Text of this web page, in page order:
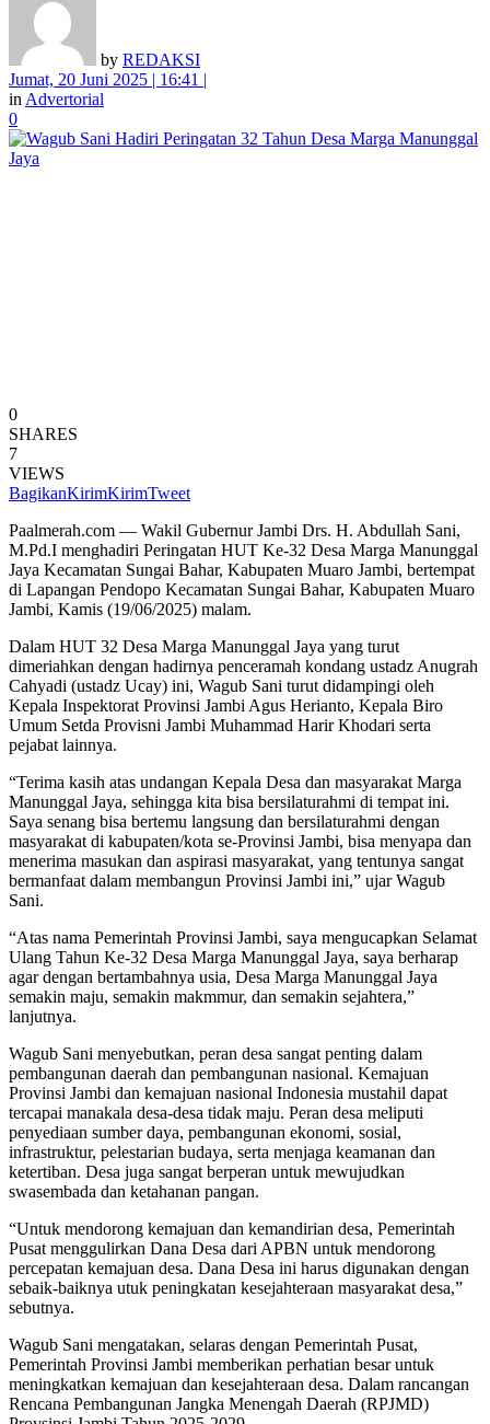
by REDAKSI
Jumat, 20 Juni 2025 | 16:41 |
in Advertorial
0
0
SHARES
7
VIEWS
BagikanKirimKirimTweet
Paalmerah.com — Wakil Gubernur Jambi Drs. H. Abdullah Sani,
M.Pd.I menghadiri Peringatan HUT Ke-32 Desa Marga Manunggal
Jaya Kecamatan Sungai Bahar, Kabupaten Muaro Jambi, bertempat
di Lapangan Pendopo Kecamatan Sungai Bahar, Kabupaten Muaro
Jambi, Kamis (19/06/2025) malam.
Dalam HUT 32 Desa Marga Manunggal Jaya yang turut
dimeriahkan dengan hadirnya penceramah kondang ustadz Anugrah
Cahyadi (ustadz Ucay) ini, Wagub Sani turut didampingi oleh
Kepala Inspektorat Provinsi Jambi Agus Herianto, Kepala Biro
Umum Setda Provisni Jambi Muhammad Harir Khodari serta
pejabat lainnya.
“Terima kasih atas undangan Kepala Desa dan masyarakat Marga
Manunggal Jaya, sehingga kita bisa bersilaturahmi di tempat ini.
Saya senang bisa bertemu langsung dan bersilaturahmi dengan
masyarakat di kabupaten/kota se-Provinsi Jambi, bisa menyapa dan
menerima masukan dan aspirasi masyarakat, yang tentunya sangat
bermanfaat dalam membangun Provinsi Jambi ini,” ujar Wagub
Sani.
“Atas nama Pemerintah Provinsi Jambi, saya mengucapkan Selamat
Ulang Tahun Ke-32 Desa Marga Manunggal Jaya, saya berharap
agar dengan bertambahnya usia, Desa Marga Manunggal Jaya
semakin maju, semakin makmmur, dan semakin sejahtera,”
lanjutnya.
Wagub Sani menyebutkan, peran desa sangat penting dalam
pembangunan daerah dan pembangunan nasional. Kemajuan
Provinsi Jambi dan kemajuan nasional Indonesia mustahil dapat
tercapai manakala desa-desa tidak maju. Peran desa meliputi
penyediaan sumber daya, pembangunan ekonomi, sosial,
infrastruktur, pelestarian budaya, serta menjaga keamanan dan
ketertiban. Desa juga sangat berperan untuk mewujudkan
swasembada dan ketahanan pangan.
“Untuk mendorong kemajuan dan kemandirian desa, Pemerintah
Pusat menggulirkan Dana Desa dari APBN untuk mendorong
percepatan kemajuan desa. Dana Desa ini harus digunakan dengan
sebaik-baiknya utuk peningkatan kesejahteraan masyarakat desa,”
sebutnya.
Wagub Sani mengatakan, selaras dengan Pemerintah Pusat,
Pemerintah Provinsi Jambi memberikan perhatian besar untuk
meningkatkan kemajuan dan kesejahteraan desa. Dalam rancangan
Rencana Pembangunan Jangka Menengah Daerah (RPJMD)